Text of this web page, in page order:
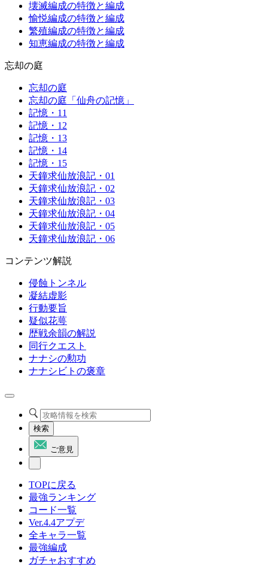
壊滅編成の特徴と編成
愉悦編成の特徴と編成
繁殖編成の特徴と編成
知恵編成の特徴と編成
忘却の庭
忘却の庭
忘却の庭「仙舟の記憶」
記憶・11
記憶・12
記憶・13
記憶・14
記憶・15
天鐘求仙放浪記・01
天鐘求仙放浪記・02
天鐘求仙放浪記・03
天鐘求仙放浪記・04
天鐘求仙放浪記・05
天鐘求仙放浪記・06
コンテンツ解説
侵蝕トンネル
凝結虚影
行動要旨
疑似花萼
歴戦余韻の解説
同行クエスト
ナナシの勲功
ナナシビトの褒章
検索
ご意見
TOPに戻る
最強ランキング
コード一覧
Ver.4.4アプデ
全キャラ一覧
最強編成
ガチャおすすめ